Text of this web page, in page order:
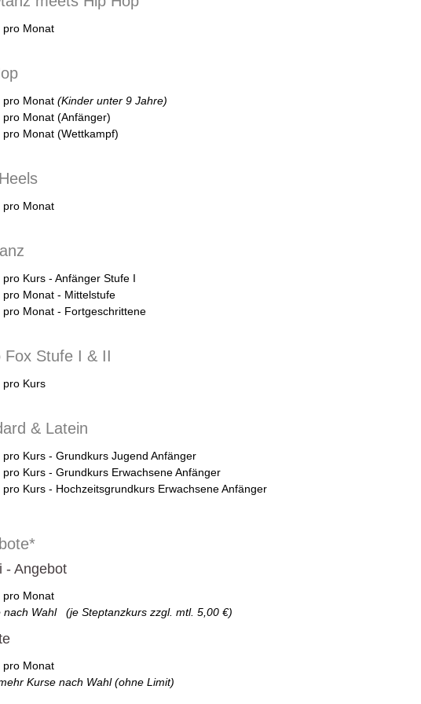
pro Monat
pro Monat (Kinder unter 9 Jahre)
pro Monat (Anfänger)
pro Monat (Wettkampf)
pro Monat
Kurs - Anfänger Stufe I
pro Monat - Mittelstufe
pro Monat - Fortgeschrittene
Fox Stufe I & II
pro Kurs
& Latein
pro Kurs - Grundkurs Jugend Anfänger
pro Kurs - Grundkurs Erwachsene Anfänger
pro Kurs - Hochzeitsgrundkurs Erwachsene Anfänger
- Angebot
pro Monat
nach Wahl (je Steptanzkurs zzgl. mtl. 5,00 €)
pro Monat
Kurse nach Wahl (ohne Limit)